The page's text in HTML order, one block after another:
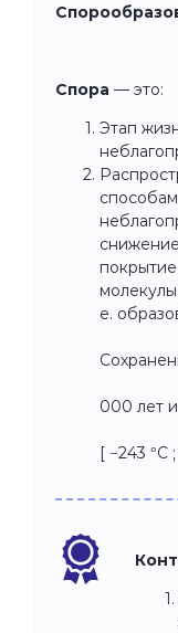
Спора — это:
Этап
е.
≈
000 лет
[ −243 °С